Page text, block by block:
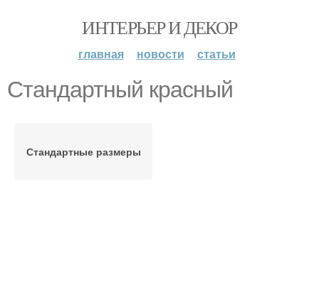
ИНТЕРЬЕР И ДЕКОР
главная новости статьи
Стандартный красный
Стандартные размеры